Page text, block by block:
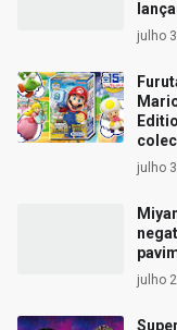
julho
julho
julho